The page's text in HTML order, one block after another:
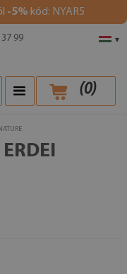
-5% kód: NYAR5
▾
99
(0)